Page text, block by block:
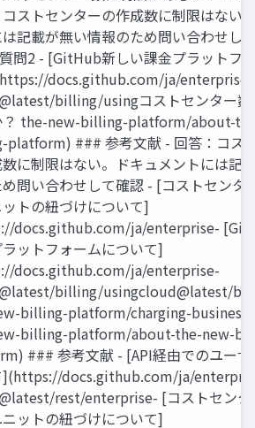
ストセンターの作成数に制限はない
記載が無い情報のため問い合わせし
問2 - [GitHub新しい課金プラットフ
docs.github.com/ja/enterprise-
billing/usingコストセンター数
？ the-new-billing-platform/about-
### 参考文献 - 回答：コス
に制限はない。ドキュメントには記
問い合わせして確認 - [コストセンタ
トの紐づけについて]
docs.github.com/ja/enterprise-
ットフォームについて]
docs.github.com/ja/enterprise-
billing/usingcloud@latest/
billing-platform/charging-
billing-platform/about-the-new-
### 参考文献 - [API経由でのユーザ
](https://docs.github.com/ja/
rest/enterprise- [コストセンタ
ットの紐づけについて]